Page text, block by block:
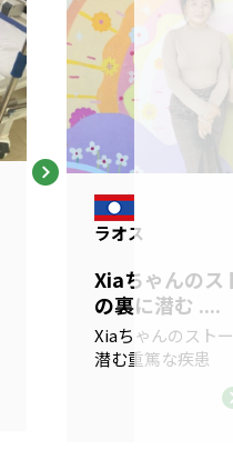
ラオス
Xiaちゃんのス
の裏に潜む ....
Xiaちゃんのスト
潜む重篤な疾患